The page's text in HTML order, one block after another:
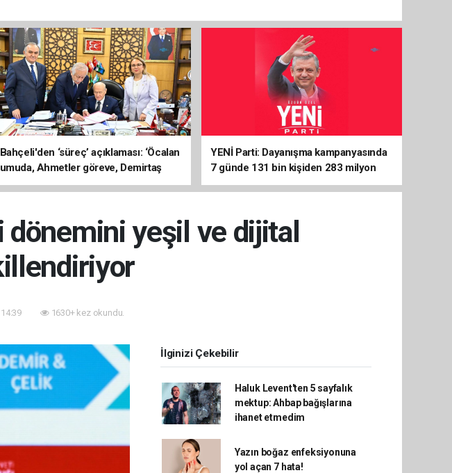
Bahçeli'den ‘süreç’ açıklaması: ‘Öcalan
umuda, Ahmetler göreve, Demirtaş
evine dönmeli’
YENİ Parti: Dayanışma kampanyasında
7 günde 131 bin kişiden 283 milyon
liralık destek
yeşil ve dijital
1630+ kez okundu.
İlginizi Çekebilir
Haluk Levent'ten 5 sayfalık
mektup: Ahbap bağışlarına
ihanet etmedim
Yazın boğaz enfeksiyonuna
yol açan 7 hata!